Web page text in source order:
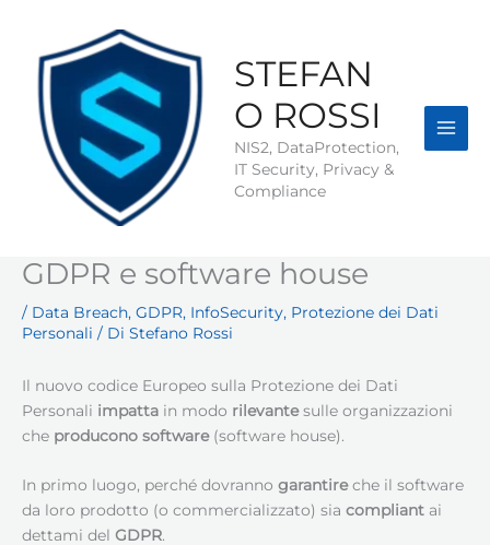
contenuto
STEFAN
O ROSSI
NIS2, DataProtection,
IT Security, Privacy &
Compliance
GDPR e software house
/ Data Breach, GDPR, InfoSecurity, Protezione dei Dati
Personali / Di Stefano Rossi
Il nuovo codice Europeo sulla Protezione dei Dati
Personali impatta in modo rilevantesulle organizzazioni
che producono software(software house).
In primo luogo, perché dovranno garantireche il software
da loro prodotto (o commercializzato) sia compliant ai
dettami del GDPR.